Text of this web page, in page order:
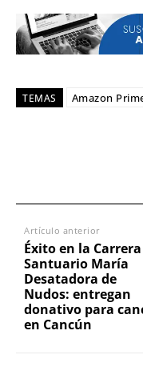
TEMAS Amazon
Artículo anterior
Éxito en la Carrera
Santuario María
Desatadora de
Nudos: entregan
donativo para
en Cancún